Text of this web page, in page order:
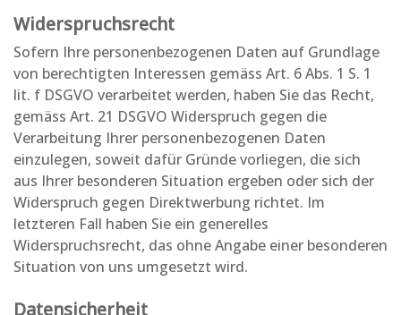
Widerspruchsrecht
Sofern Ihre personenbezogenen Daten auf Grundlage
von berechtigten Interessen gemäss Art. 6 Abs. 1 S. 1
lit. f DSGVO verarbeitet werden, haben Sie das Recht,
gemäss Art. 21 DSGVO Widerspruch gegen die
Verarbeitung Ihrer personenbezogenen Daten
einzulegen, soweit dafür Gründe vorliegen, die sich
aus Ihrer besonderen Situation ergeben oder sich der
Widerspruch gegen Direktwerbung richtet. Im
letzteren Fall haben Sie ein generelles
Widerspruchsrecht, das ohne Angabe einer besonderen
Situation von uns umgesetzt wird.
Datensicherheit